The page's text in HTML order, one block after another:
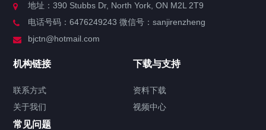
服务分类
签署类文件海牙认证程序费用
地址：390 Stubbs Dr, North York, ON M2L 2T9
电话号码：6476249243 微信号：sanjirenzheng
bjctn@hotmail.com
机构链接
联系方式
关于我们
下载与支持
资料下载
视频中心
常见问题